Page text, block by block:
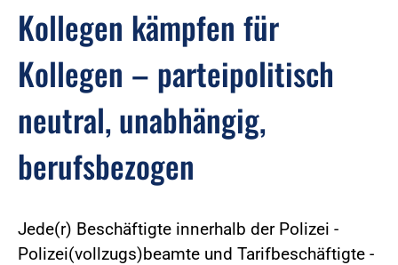
Kollegen kämpfen für
Kollegen – parteipolitisch
neutral, unabhängig,
berufsbezogen
Jede(r) Beschäftigte innerhalb der Polizei -
Polizei(vollzugs)beamte und Tarifbeschäftigte -